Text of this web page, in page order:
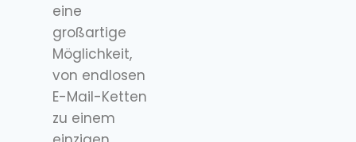
eine
großartige
Möglichkeit,
von endlosen
E-Mail-Ketten
zu einem